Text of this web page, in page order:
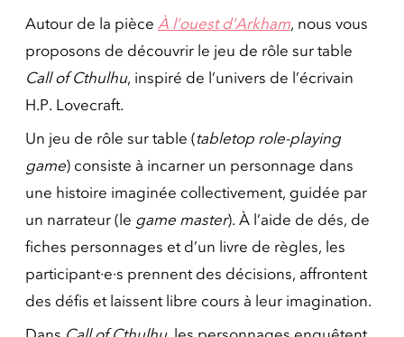
Autour de la pièce À l’ouest d’Arkham, nous vous
proposons de découvrir le jeu de rôle sur table
Call of Cthulhu, inspiré de l’univers de l’écrivain
H.P. Lovecraft.
Un jeu de rôle sur table (tabletop role-playing
game) consiste à incarner un personnage dans
une histoire imaginée collectivement, guidée par
un narrateur (le game master). À l’aide de dés, de
fiches personnages et d’un livre de règles, les
participant·e·s prennent des décisions, affrontent
des défis et laissent libre cours à leur imagination.